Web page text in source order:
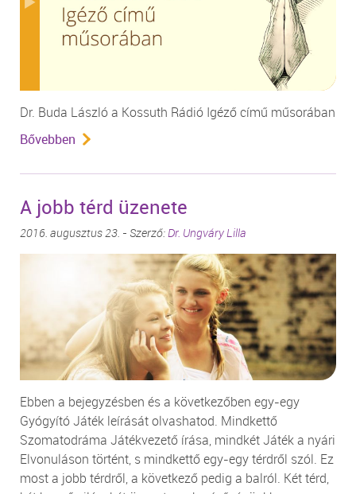
Dr. Buda László a Kossuth Rádió Igéző című műsorában
Bővebben
A jobb térd üzenete
2016. augusztus 23. - Szerző:Dr. Ungváry Lilla
Ebben a bejegyzésben és a következőben egy-egy
Gyógyító Játék leírását olvashatod. Mindkettő
Szomatodráma Játékvezető írása, mindkét Játék a nyári
Elvonuláson történt, s mindkettő egy-egy térdről szól. Ez
most a jobb térdről, a következő pedig a balról. Két térd,